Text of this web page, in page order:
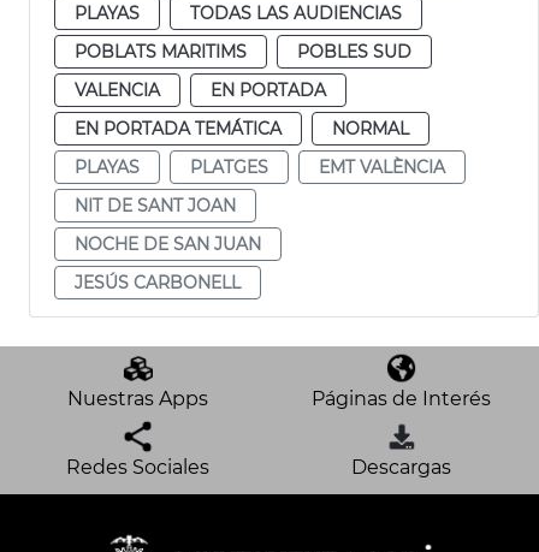
PLAYAS
TODAS LAS AUDIENCIAS
POBLATS MARITIMS
POBLES SUD
VALENCIA
EN PORTADA
EN PORTADA TEMÁTICA
NORMAL
PLAYAS
PLATGES
EMT VALÈNCIA
NIT DE SANT JOAN
NOCHE DE SAN JUAN
JESÚS CARBONELL
Nuestras Apps Páginas de Interés
Redes Sociales Descargas